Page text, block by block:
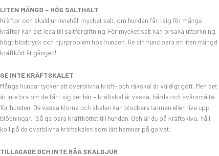
LITEN MÄNGD – HÖG SALTHALT
Kräftor och skaldjur innehåll mycket salt, om hunden får i sig för många
kräftor kan det leda till saltförgiftning. För mycket salt kan orsaka uttorkning,
högt blodtryck och njurproblem hos hunden. Ge din hund bara en liten mängd
kräftkött åt gången!
GE INTE KRÄFTSKALET
Många hundar tycker att överblivna kräft- och räkskal är väldigt gott. Men det
är inte bra om de får i sig det här – kräftskal är vassa, hårda och svårsmälta
för hunden. De vassa klorna och skalen kan blockera tarmen eller riva upp
blödningar. Så ge bara kräftköttet till hunden. Och är du på kräftskiva, håll
koll på de överblivna kräftskalen som lätt hamnar på golvet.
TILLAGADE OCH INTE RÅA SKALDJUR